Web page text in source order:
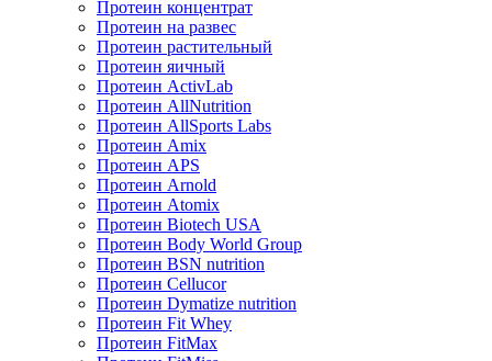
Протеин концентрат
Протеин на развес
Протеин растительный
Протеин яичный
Протеин ActivLab
Протеин AllNutrition
Протеин AllSports Labs
Протеин Amix
Протеин APS
Протеин Arnold
Протеин Atomix
Протеин Biotech USA
Протеин Body World Group
Протеин BSN nutrition
Протеин Cellucor
Протеин Dymatize nutrition
Протеин Fit Whey
Протеин FitMax